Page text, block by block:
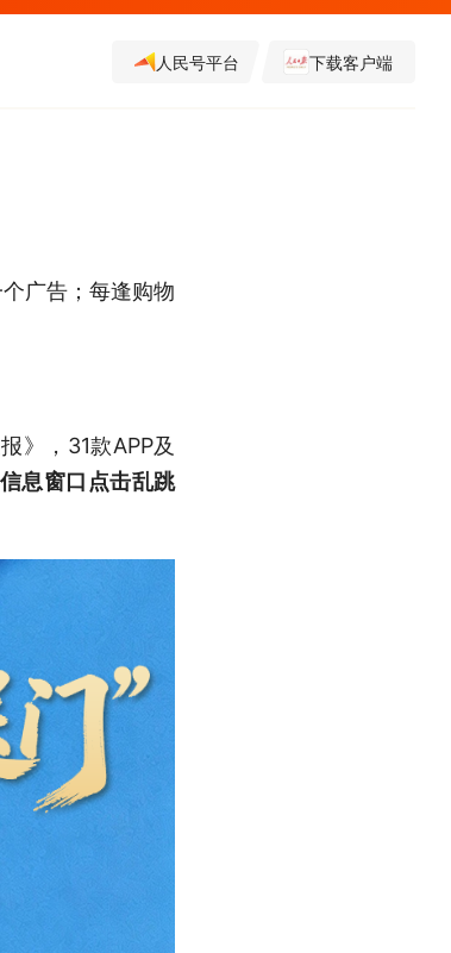
人民号平台 下载客户端
广告；每逢购物
》，31款APP及
息窗口点击乱跳